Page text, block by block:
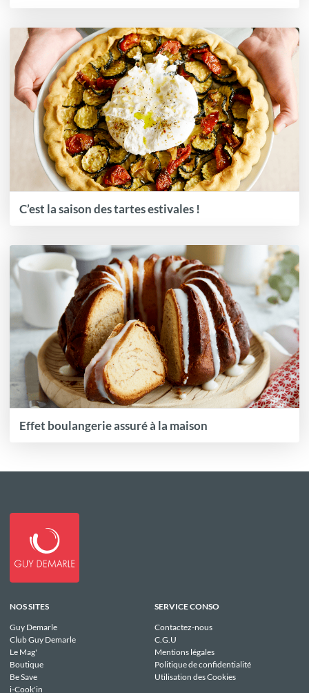
C’est la saison des tartes estivales !
Effet boulangerie assuré à la maison
NOS SITES
Guy Demarle
Club Guy Demarle
Le Mag'
Boutique
Be Save
i-Cook'in
SERVICE CONSO
Contactez-nous
C.G.U
Mentions légales
Politique de confidentialité
Utilisation des Cookies